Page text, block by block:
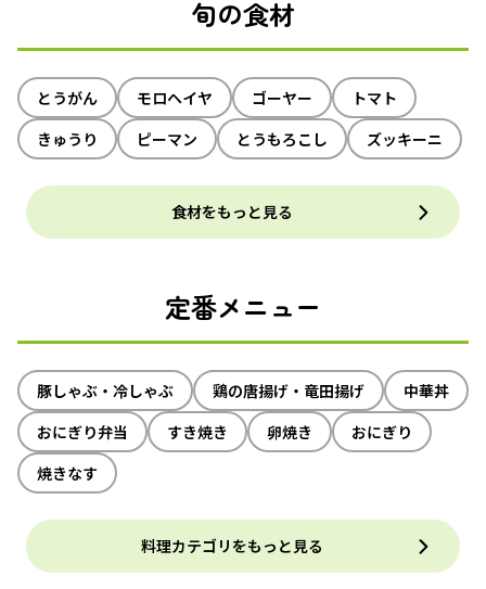
旬の食材
とうがん モロヘイヤ ゴーヤー
トマト
きゅうり
ピーマン とうもろこし ズッキーニ
食材をもっと見る
定番メニュー
豚しゃぶ・冷しゃぶ 鶏の唐揚げ・竜田揚げ
中華丼
おにぎり弁当
すき焼き 卵焼き
おにぎり
焼きなす
料理カテゴリをもっと見る